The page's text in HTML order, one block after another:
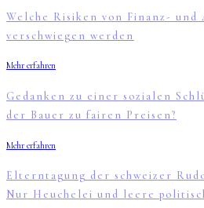
Welche Risiken von Finanz-
verschwiegen werden
Mehr erfahren
Gedanken zu einer sozialen
der Bauer zu fairen Preisen?
Mehr erfahren
Elterntagung der schweizer
Nur Heuchelei und leere